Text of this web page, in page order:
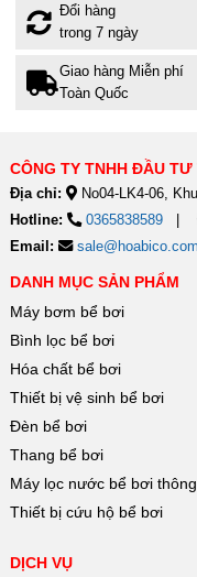
Đổi hàng
trong 7 ngày
Giao hàng Miễn phí
Toàn Quốc
CÔNG TY TNHH ĐẦU
Địa chỉ:
No04-LK4-06,
Hotline:
0365838589
Email:
sale@hoabico.com
DANH MỤC SẢN PHẨM
Máy bơm bể bơi
Bình lọc bể bơi
Hóa chất bể bơi
Thiết bị vệ sinh bể bơi
Đèn bể bơi
Thang bể bơi
Máy lọc nước bể bơi
Thiết bị cứu hộ bể bơi
DỊCH VỤ